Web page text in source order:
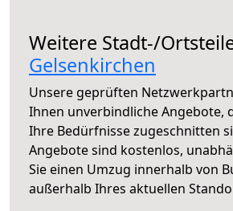
Weitere Stadt-/
Gelsenkirchen
Unsere geprüften
Ihnen unverbindliche Angebote,
Ihre Bedürfnisse zugeschnitten
Angebote sind kostenlos,
Sie einen Umzug innerhalb von
außerhalb Ihres aktuellen